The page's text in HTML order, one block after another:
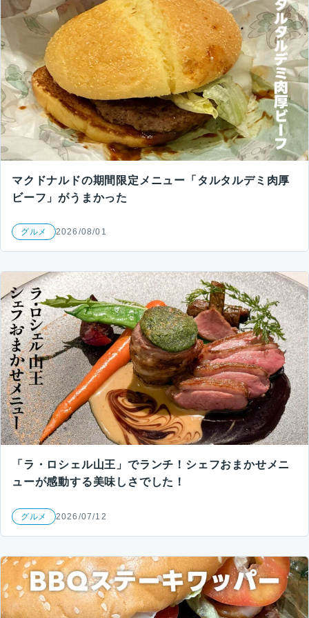
マクドナルドの期間限定メニュー「タルタルデミ肉厚
ビーフ」がうまかった
グルメ 2026/08/01
「ラ・ロシェル山王」でランチ！シェフおまかせメニ
ューが感動する美味しさでした！
グルメ 2026/07/12